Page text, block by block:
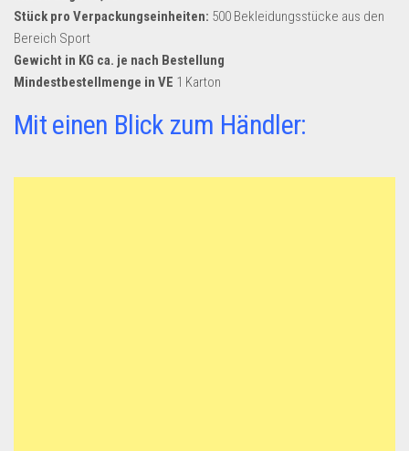
Stück pro Verpackungseinheiten: 500 Bekleidungsstücke aus den
Bereich Sport
Gewicht in KG ca. je nach Bestellung
Mindestbestellmenge in VE 1 Karton
Mit einen Blick zum Händler: